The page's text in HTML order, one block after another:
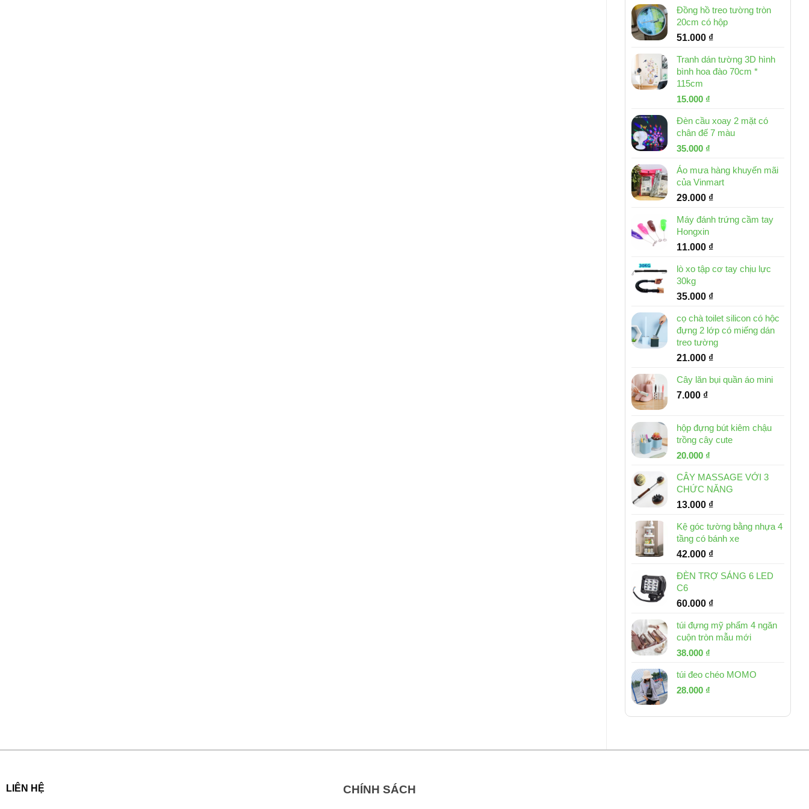
Đồng hồ treo tường tròn
20cm có hộp
51.000 ₫
Tranh dán tường 3D hình
bình hoa đào 70cm *
115cm
Giá
là:
32.000 ₫.
15.000 ₫
tại
là:
Đèn cầu xoay 2 mặt có
chân đế 7 màu
Giá
là:
46.000 ₫.
35.000 ₫
tại
là:
35.000 ₫.
Áo mưa hàng khuyến mãi
của Vinmart
29.000 ₫
Máy đánh trứng cầm tay
Hongxin
11.000 ₫
lò xo tập cơ tay chịu lực
30kg
35.000 ₫
cọ chà toilet silicon có hộc
đựng 2 lớp có miếng dán
treo tường
21.000 ₫
Cây lăn bụi quần áo mini
7.000 ₫
hộp đựng bút kiêm chậu
trồng cây cute
Giá
là:
30.000 ₫.
20.000 ₫
tại
là:
20.000 ₫.
CÂY MASSAGE VỚI 3
CHỨC NĂNG
13.000 ₫
Kệ góc tường bằng nhựa 4
tầng có bánh xe
42.000 ₫
ĐÈN TRỢ SÁNG 6 LED
C6
60.000 ₫
túi đựng mỹ phẩm 4 ngăn
cuộn tròn mẫu mới
Giá
là:
53.000 ₫.
38.000 ₫
tại
túi đeo chéo MOMO
Giá
là:
28.000 ₫
tại
LIÊN HỆ CHÍNH SÁCH